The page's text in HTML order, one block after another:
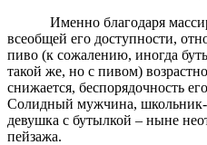
Именно благодаря
всеобщей его доступности,
пиво (к сожалению, иногда
такой же, но с пивом)
снижается, беспорядочность
Солидный мужчина, школьник-
девушка с бутылкой – ныне
пейзажа.